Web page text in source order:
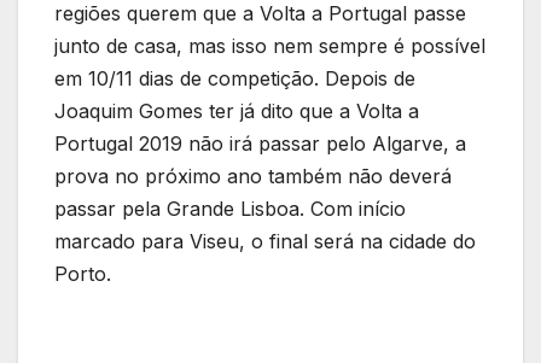
regiões querem que a Volta a Portugal passe
junto de casa, mas isso nem sempre é possível
em 10/11 dias de competição. Depois de
Joaquim Gomes ter já dito que a Volta a
Portugal 2019 não irá passar pelo Algarve, a
prova no próximo ano também não deverá
passar pela Grande Lisboa. Com início
marcado para Viseu, o final será na cidade do
Porto.